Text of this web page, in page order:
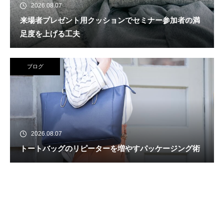
2026.08.07
来場者プレゼント用クッションでセミナー参加者の満
足度を上げる工夫
ブログ
2026.08.07
トートバッグのリピーターを増やすパッケージング術